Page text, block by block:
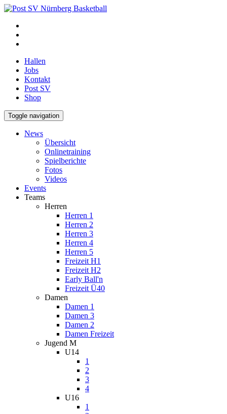
Hallen
Jobs
Kontakt
Post SV
Shop
Toggle navigation
News
Übersicht
Onlinetraining
Spielberichte
Fotos
Videos
Events
Teams
Herren
Herren 1
Herren 2
Herren 3
Herren 4
Herren 5
Freizeit H1
Freizeit H2
Early Ball'n
Freizeit Ü40
Damen
Damen 1
Damen 3
Damen 2
Damen Freizeit
Jugend M
U14
1
2
3
4
U16
1